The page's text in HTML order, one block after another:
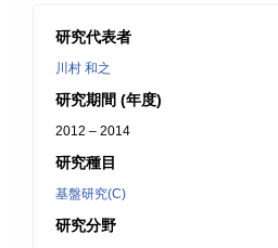
研究代表者
川村 和之
研究期間 (年度)
2012 – 2014
研究種目
基盤研究(C)
研究分野